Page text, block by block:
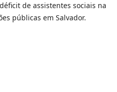
de assistentes sociais na
públicas em Salvador.